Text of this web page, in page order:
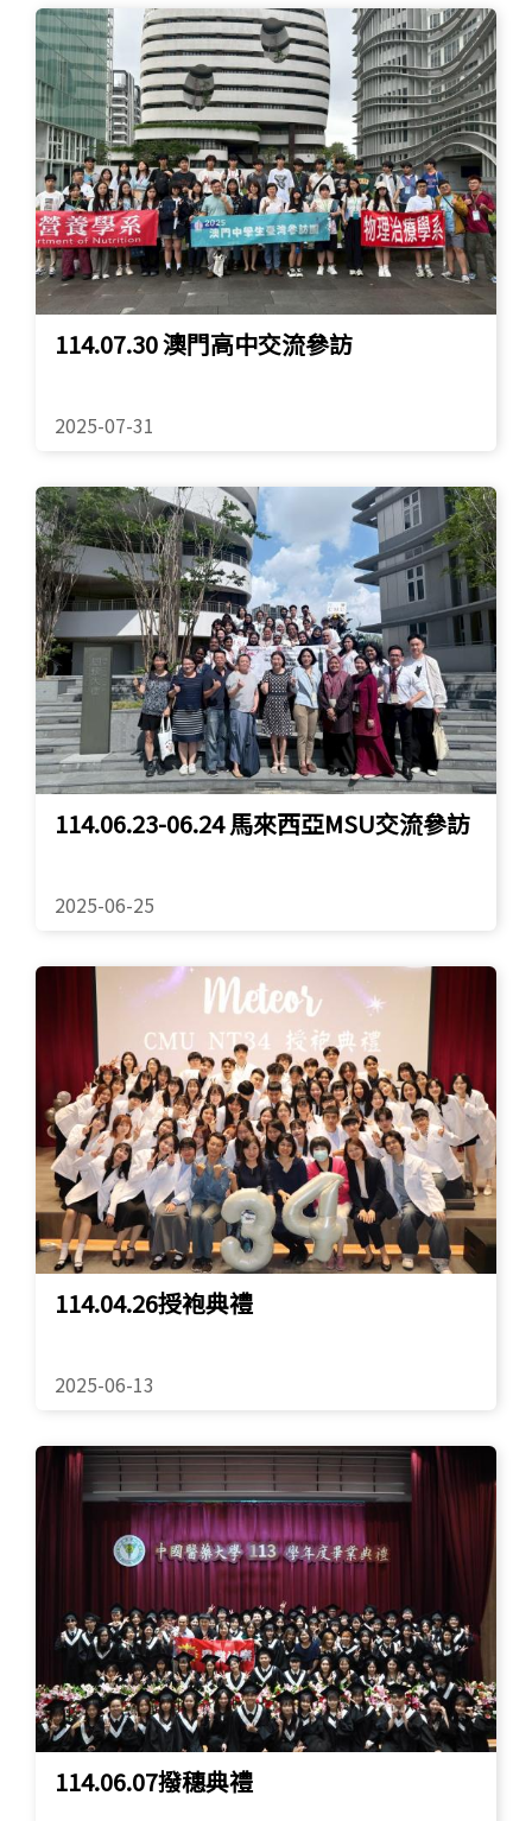
114.07.30 澳門高中交流參訪
2025-07-31
114.06.23-06.24 馬來西亞MSU交流參訪
2025-06-25
114.04.26授袍典禮
2025-06-13
114.06.07撥穗典禮